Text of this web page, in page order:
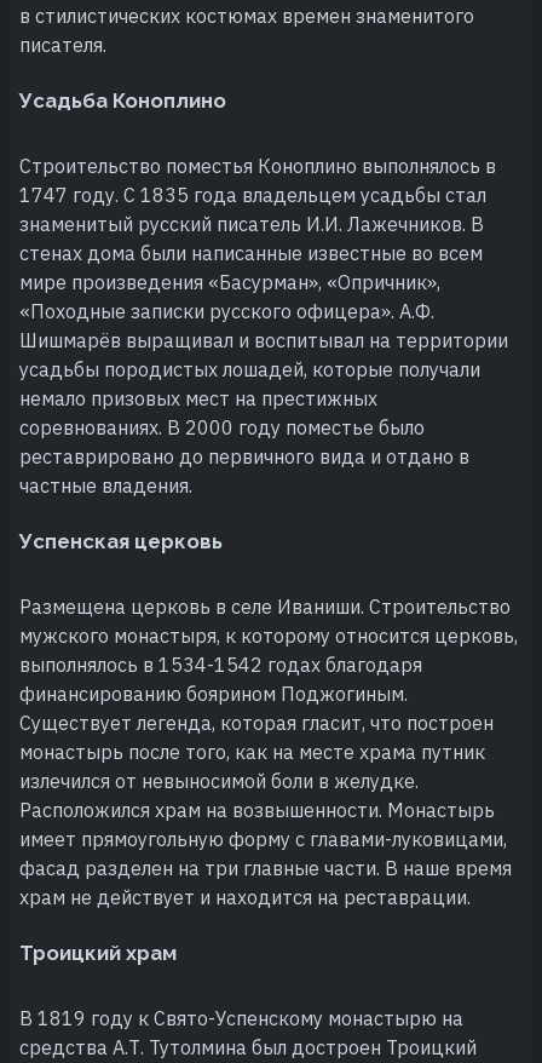
в стилистических костюмах времен знаменитого
писателя.
Усадьба Коноплино
Строительство поместья Коноплино выполнялось в
1747 году. С 1835 года владельцем усадьбы стал
знаменитый русский писатель И.И. Лажечников. В
стенах дома были написанные известные во всем
мире произведения «Басурман», «Опричник»,
«Походные записки русского офицера». А.Ф.
Шишмарёв выращивал и воспитывал на территории
усадьбы породистых лошадей, которые получали
немало призовых мест на престижных
соревнованиях. В 2000 году поместье было
реставрировано до первичного вида и отдано в
частные владения.
Успенская церковь
Размещена церковь в селе Иваниши. Строительство
мужского монастыря, к которому относится церковь,
выполнялось в 1534-1542 годах благодаря
финансированию боярином Поджогиным.
Существует легенда, которая гласит, что построен
монастырь после того, как на месте храма путник
излечился от невыносимой боли в желудке.
Расположился храм на возвышенности. Монастырь
имеет прямоугольную форму с главами-луковицами,
фасад разделен на три главные части. В наше время
храм не действует и находится на реставрации.
Троицкий храм
В 1819 году к Свято-Успенскому монастырю на
средства А.Т. Тутолмина был достроен Троицкий